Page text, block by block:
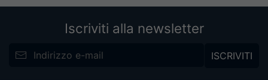
Iscriviti alla newsletter
ISCRIVITI